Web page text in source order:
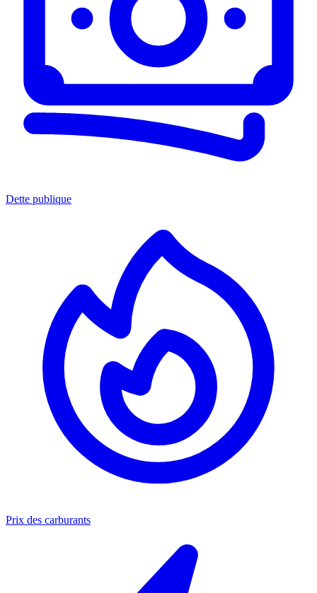
Dette publique
Prix des carburants